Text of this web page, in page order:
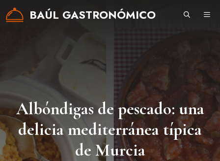
Saltar
BAÚL GASTRONÓMICO
Albóndigas de pescado: una
delicia mediterránea típica
de Murcia